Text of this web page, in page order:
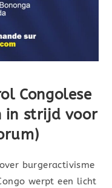
Congolese
in strijd voor
burgeractivisme
werpt een licht